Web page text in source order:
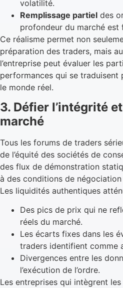
volatilité.
Remplissage partiel des
profondeur du marché est
Ce réalisme permet non
préparation des traders, mais
l’entreprise peut évaluer les
performances qui se traduisent
le monde réel.
3. Défier l’intégrité
marché
Tous les forums de traders
de l’équité des sociétés de
des flux de démonstration
à des conditions de négociation
Les liquidités authentiques
Des pics de prix qui ne
réels du marché.
Les écarts fixes dans les
traders identifient comme
Divergences entre les
l’exécution de l’ordre.
Les entreprises qui intègrent